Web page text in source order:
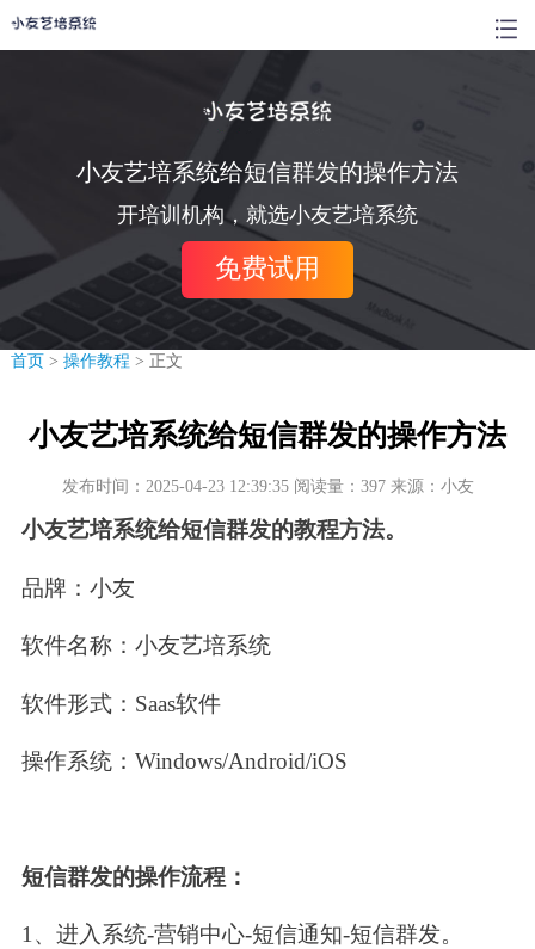
小友艺培系统给短信群发的操作方法
开培训机构，就选小友艺培系统
免费试用
首页> 操作教程 > 正文
小友艺培系统给短信群发的操作方法
发布时间：2025-04-23 12:39:35 阅读量：397 来源：小友
小友艺培系统给短信群发的教程方法。
品牌：小友
软件名称：小友艺培系统
软件形式：Saas软件
操作系统：Windows/Android/iOS
短信群发的操作流程：
1、进入系统-营销中心-短信通知-短信群发。